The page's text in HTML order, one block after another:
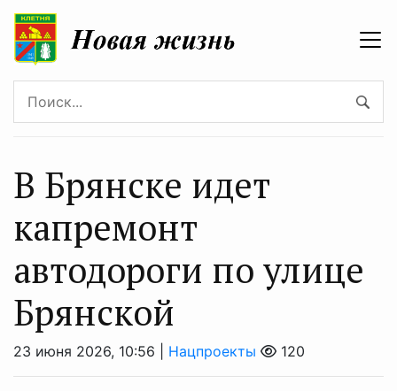
В Брянске идет
капремонт
автодороги по улице
Брянской
23 июня 2026, 10:56 | Нацпроекты 120